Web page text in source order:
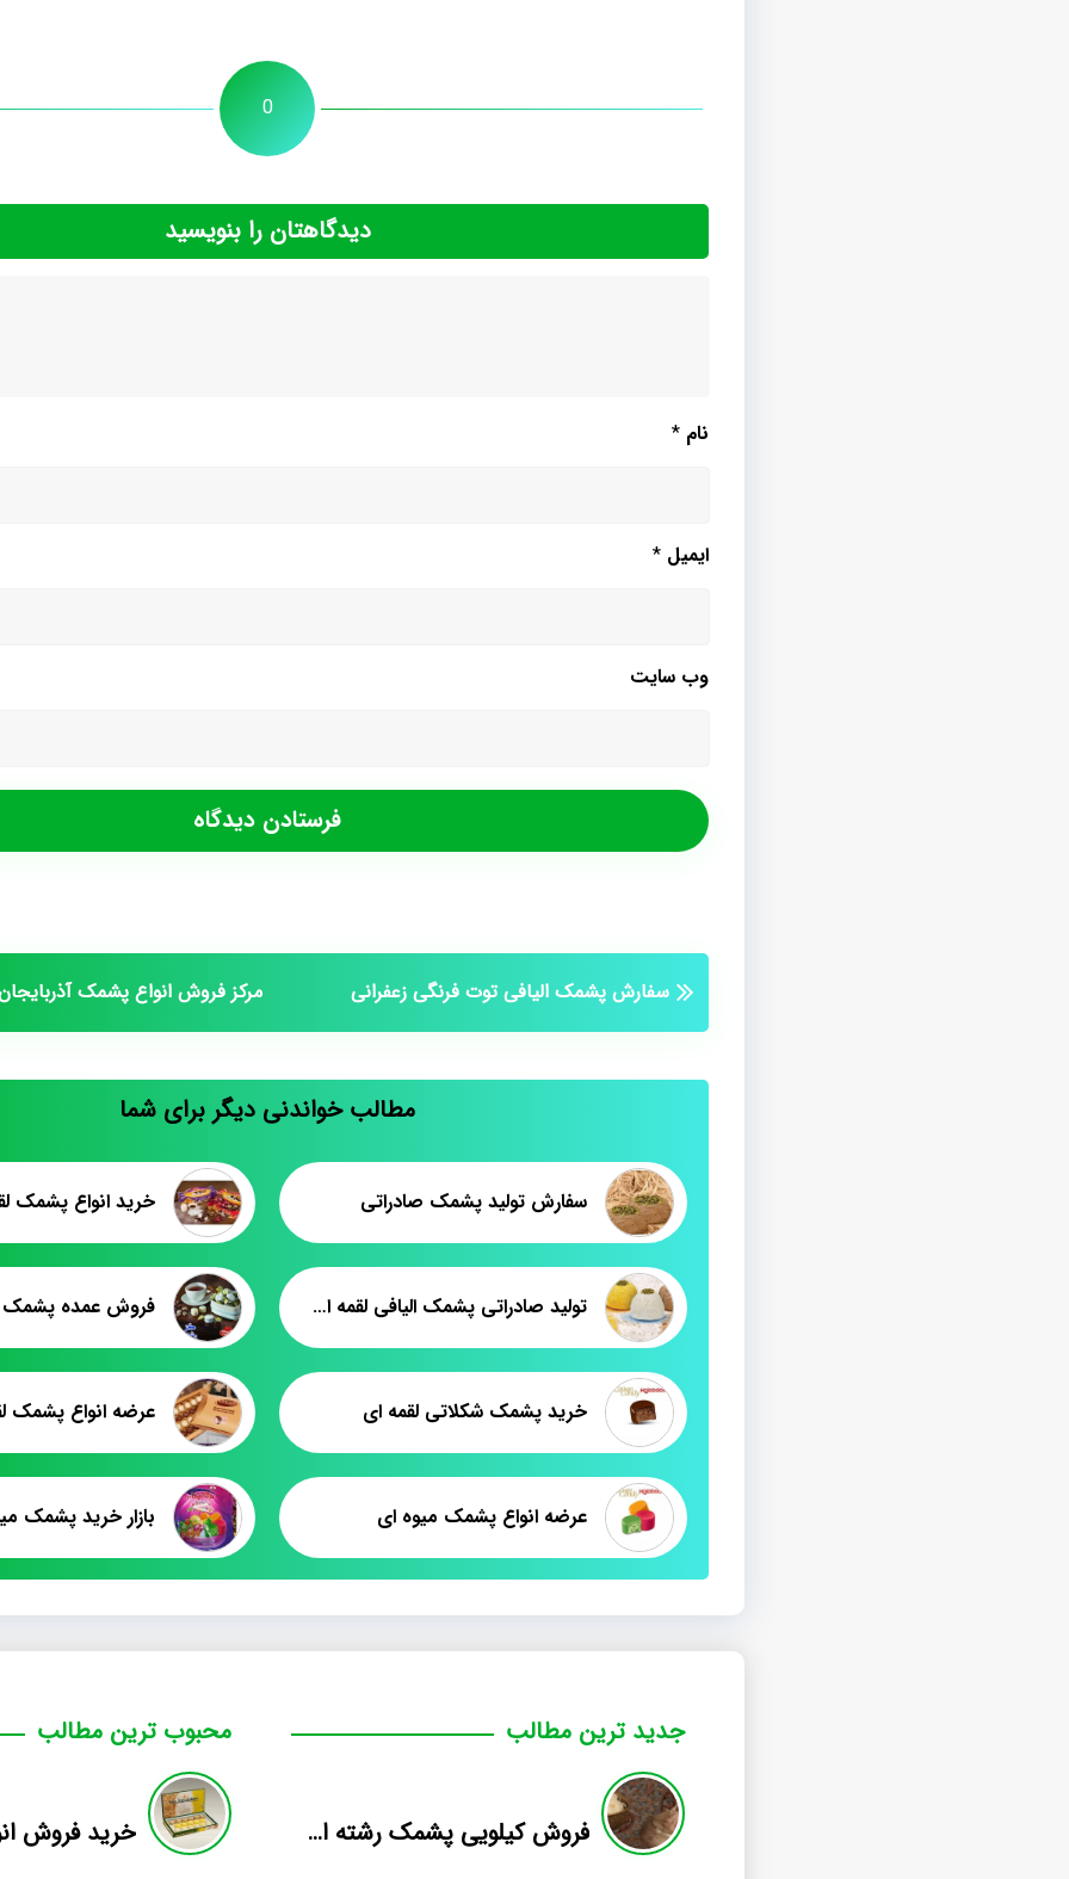
0
دیدگاهتان را بنویسید
نام *
ایمیل *
وب‌ سایت
سفارش پشمک الیافی توت فرنگی زعفرانی مرکز فروش انواع پشمک
مطالب خواندنی دیگر برای شما
سفارش تولید پشمک صادراتی خرید انواع پشمک
تولید صادراتی پشمک الیافی لقمه ای ۳۵۰ گرمی
خرید پشمک شکلاتی لقمه ای
عرضه انواع پشمک میوه ای بازار خرید پشمک
جدید ترین مطالب
فروش کیلویی پشمک رشته ای طعم دار میوه
محبوب ترین مطالب